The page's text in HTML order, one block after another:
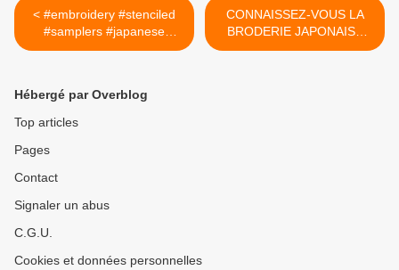
< #embroidery #stenciled
#samplers #japanese
#sashiko #sampler #pattern
#orSashiko Sampler
Sashiko Sampler Flower
are Sashiko Samplers or
Japanese EmbroideryHana
fukin are Sashiko Samplers
Japanese Embroidery
CONNAISSEZ-VOUS LA
BRODERIE JAPONAISE
SASHIKO ? >
Hébergé par Overblog
Top articles
Pages
Contact
Signaler un abus
C.G.U.
Cookies et données personnelles